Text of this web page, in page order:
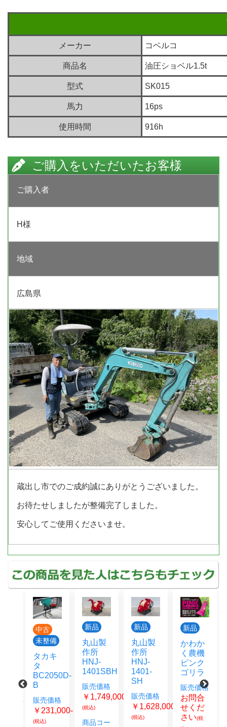
メーカー コベルコ
商品名 油圧ショベル1.5t
型式 SK015
馬力 16ps
使用時間 916h
ご購入をいただいたお客様
ご購入者
H様
地域
広島県
蔵出し市でのご成約誠にありがとうございました。
お待たせしましたが整備完了しました。
安心してご使用くださいませ。
中古
未整備
タカキ
タ
BC2050D-
B
販売価格
￥231,000-
(税込)
新品
丸山製
作所
HNJ-
1401SBH
販売価格
￥1,749,000-
(税込)
商品コー
新品
丸山製
作所
HNJ-
1401-
SH
販売価格
￥1,628,000-
(税込)
新品
かわか
く農機
ピンク
ゴリラ
販売価格
お問合
せくだ
さい(税